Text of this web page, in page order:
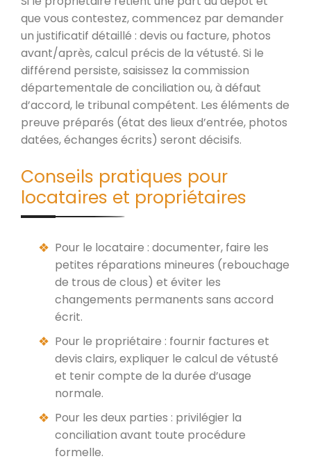
que vous contestez, commencez par demander
un justificatif détaillé : devis ou facture, photos
avant/après, calcul précis de la vétusté. Si le
différend persiste, saisissez la commission
départementale de conciliation ou, à défaut
d’accord, le tribunal compétent. Les éléments de
preuve préparés (état des lieux d’entrée, photos
datées, échanges écrits) seront décisifs.
Conseils pratiques pour
locataires et propriétaires
Pour le locataire : documenter, faire les
petites réparations mineures (rebouchage
de trous de clous) et éviter les
changements permanents sans accord
écrit.
Pour le propriétaire : fournir factures et
devis clairs, expliquer le calcul de vétusté
et tenir compte de la durée d’usage
normale.
Pour les deux parties : privilégier la
conciliation avant toute procédure
formelle.